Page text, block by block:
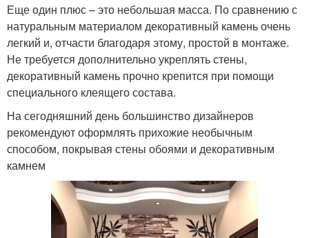
Еще один плюс – это небольшая масса. По сравнению с
натуральным материалом декоративный камень очень
легкий и, отчасти благодаря этому, простой в монтаже.
Не требуется дополнительно укреплять стены,
декоративный камень прочно крепится при помощи
специального клеящего состава.
На сегодняшний день большинство дизайнеров
рекомендуют оформлять прихожие необычным
способом, покрывая стены обоями и декоративным
камнем